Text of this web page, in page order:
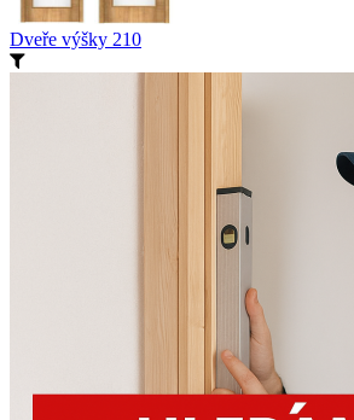
Dveře výšky 210